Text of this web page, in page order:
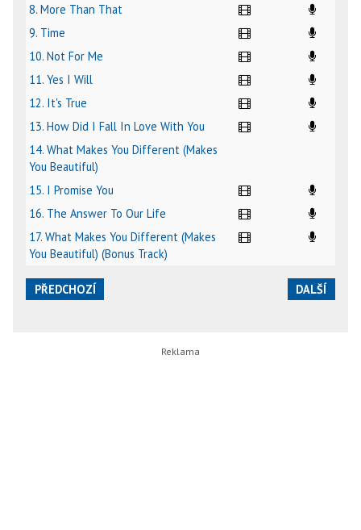
8. More Than That
9. Time
10. Not For Me
11. Yes I Will
12. It's True
13. How Did I Fall In Love With You
14. What Makes You Different (Makes
You Beautiful)
15. I Promise You
16. The Answer To Our Life
17. What Makes You Different (Makes
You Beautiful) (Bonus Track)
PŘEDCHOZÍ DALŠÍ